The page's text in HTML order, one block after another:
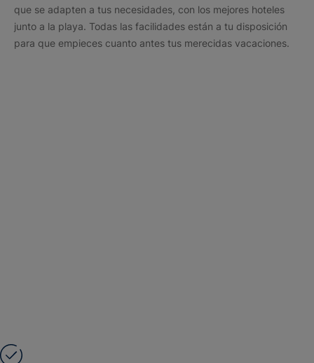
que se adapten a tus necesidades, con los mejores hoteles
junto a la playa. Todas las facilidades están a tu disposición
para que empieces cuanto antes tus merecidas vacaciones.